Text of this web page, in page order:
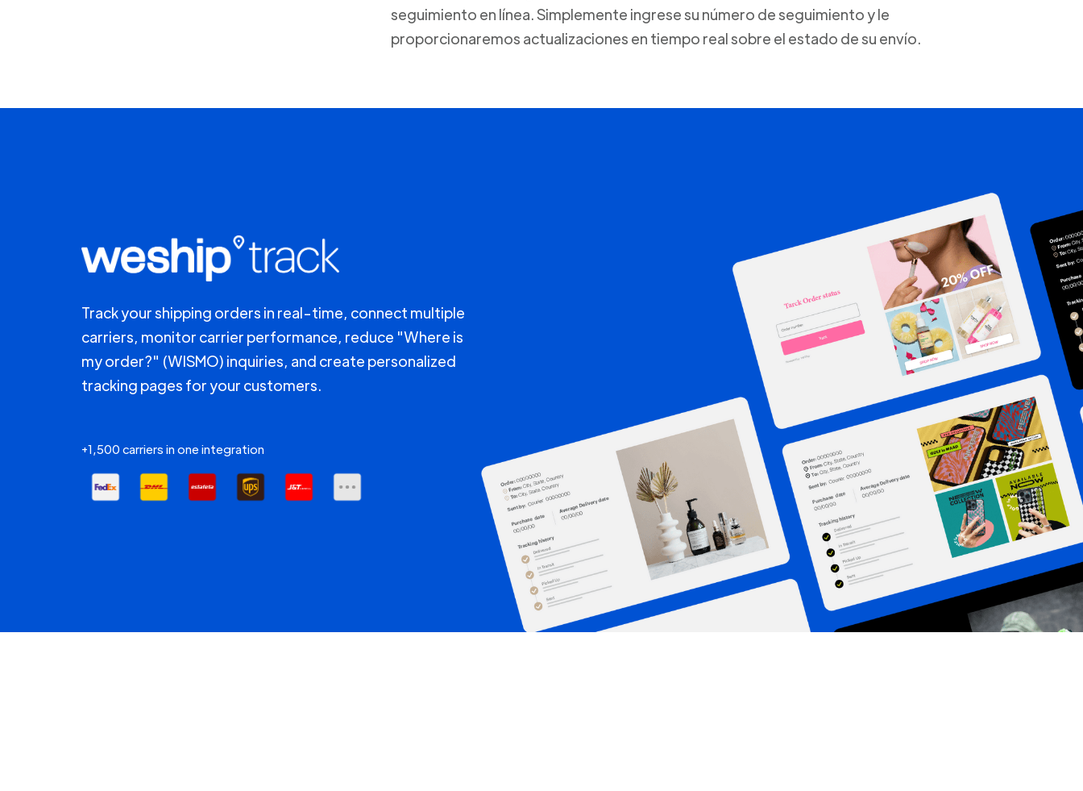
seguimiento en línea. Simplemente ingrese su número de seguimiento y le
proporcionaremos actualizaciones en tiempo real sobre el estado de su envío.
Track your shipping orders in real-time, connect multiple
carriers, monitor carrier performance, reduce "Where is
my order?" (WISMO) inquiries, and create personalized
tracking pages for your customers.
+1,500 carriers in one integration